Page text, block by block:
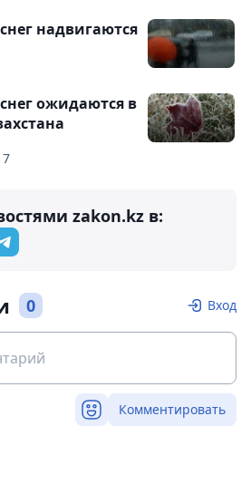
надвигаются
ожидаются в
zakon.kz в:
0 Вход
Комментировать